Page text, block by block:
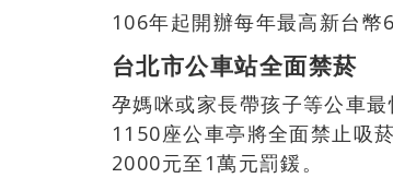
106年起開辦每年最高新台
台北市公車站全面禁菸
孕媽咪或家長帶孩子等公車
1150座公車亭將全面禁止吸
2000元至1萬元罰鍰。